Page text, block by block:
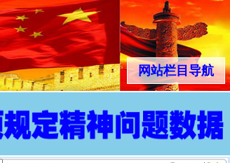
网站栏目导航